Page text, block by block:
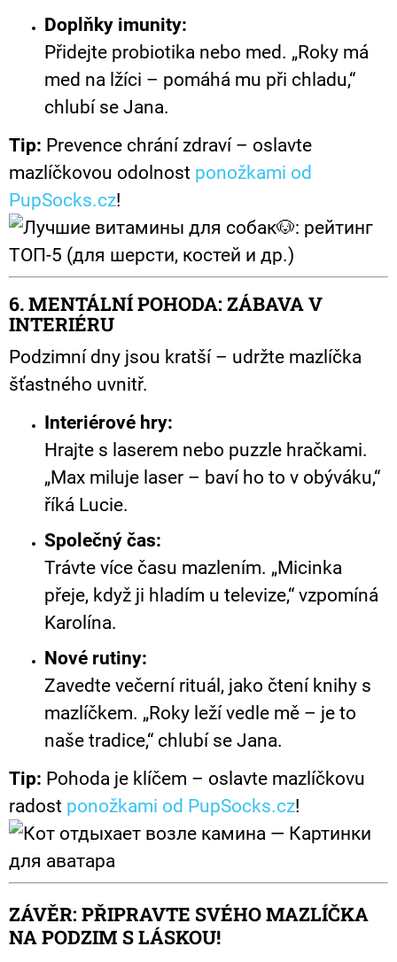
Doplňky imunity:
Přidejte probiotika nebo med. „Roky má
med na lžíci – pomáhá mu při chladu,“
chlubí se Jana.
Tip: Prevence chrání zdraví – oslavte
mazlíčkovou odolnost ponožkami od
PupSocks.cz!
6. MENTÁLNÍ POHODA: ZÁBAVA V
INTERIÉRU
Podzimní dny jsou kratší – udržte mazlíčka
šťastného uvnitř.
Interiérové hry:
Hrajte s laserem nebo puzzle hračkami.
„Max miluje laser – baví ho to v obýváku,“
říká Lucie.
Společný čas:
Trávte více času mazlením. „Micinka
přeje, když ji hladím u televize,“ vzpomíná
Karolína.
Nové rutiny:
Zavedte večerní rituál, jako čtení knihy s
mazlíčkem. „Roky leží vedle mě – je to
naše tradice,“ chlubí se Jana.
Tip: Pohoda je klíčem – oslavte mazlíčkovu
radost ponožkami od PupSocks.cz!
ZÁVĚR: PŘIPRAVTE SVÉHO MAZLÍČKA
NA PODZIM S LÁSKOU!